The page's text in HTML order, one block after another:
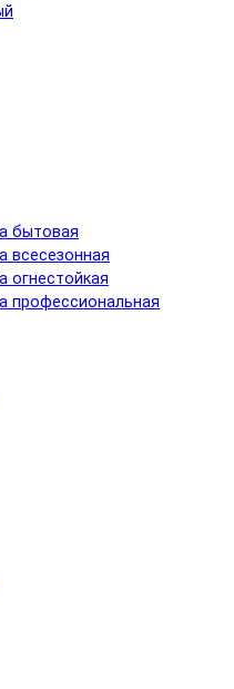
бытовая
всесезонная
огнестойкая
профессиональная